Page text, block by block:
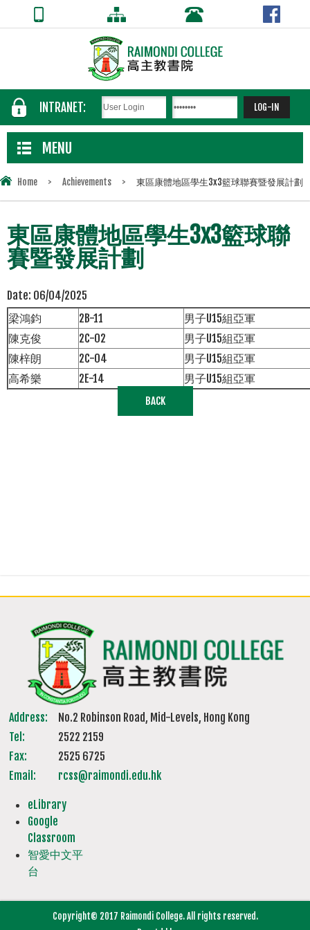
INTRANET:
MENU
Home > Achievements > 東區康體地區學生3x3籃球聯賽暨發展計劃
東區康體地區學生3x3籃球聯
賽暨發展計劃
Date: 06/04/2025
梁鴻鈞
2B-11
男子U15組亞軍
陳克俊
2C-02
男子U15組亞軍
陳梓朗
2C-04
男子U15組亞軍
高希樂
2E-14 男子U15組亞軍
BACK
Address:
No.2 Robinson Road, Mid-Levels, Hong Kong
Tel:
2522 2159
Fax:
2525 6725
Email:
rcss@raimondi.edu.hk
eLibrary
Google
Classroom
智愛中文平
台
Copyright© 2017 Raimondi College. All rights reserved.